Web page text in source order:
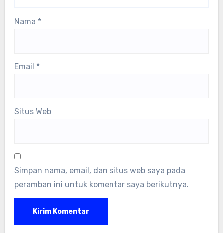
Nama *
Email *
Situs Web
Simpan nama, email, dan situs web saya pada
peramban ini untuk komentar saya berikutnya.